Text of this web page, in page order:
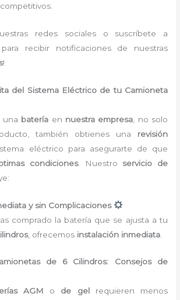
redes sociales o suscríbete a
recibir notificaciones de nuestras
!
del Sistema Eléctrico de tu Camioneta
una batería en nuestra empresa , no solo
también obtienes una revisión
eléctrico para asegurarte de que
condiciones. Nuestro servicio de
y sin Complicaciones
comprado la batería que se ajusta a tu
, ofrecemos instalación inmediata
de 6 Cilindros: Consejos de
AGM o de gelrequieren menos